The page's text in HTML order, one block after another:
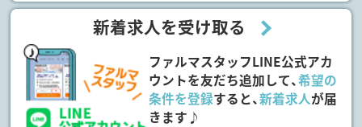
新着求人を受け取る
ファルマスタッフLINE公式アカ
ウントを友だち追加して、希望の
条件を登録すると、新着求人が届
きます♪